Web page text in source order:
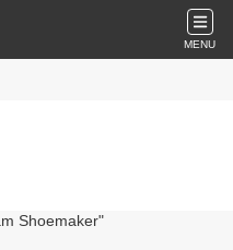
MENU